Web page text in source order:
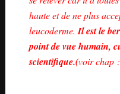
haute et de ne plus
leucoderme.Il est le
point de vue humain,
scientifique.(voir chap :